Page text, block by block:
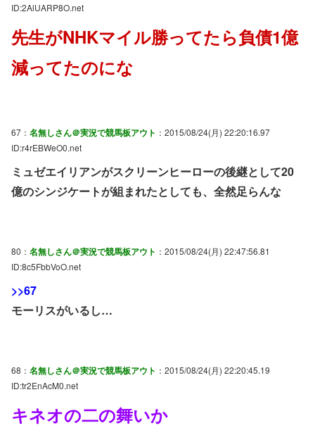
ID:2AlUARP8O.net
先生がNHKマイル勝ってたら負債1億
減ってたのにな
67： 名無しさん＠実況で競馬板アウト ：2015/08/24(月) 22:20:16.97
ID:r4rEBWeO0.net
ミュゼエイリアンがスクリーンヒーローの後継として20
億のシンジケートが組まれたとしても、全然足らんな
80： 名無しさん＠実況で競馬板アウト ：2015/08/24(月) 22:47:56.81
ID:8c5FbbVoO.net
>>67
モーリスがいるし…
68： 名無しさん＠実況で競馬板アウト ：2015/08/24(月) 22:20:45.19
ID:tr2EnAcM0.net
キネオの二の舞いか